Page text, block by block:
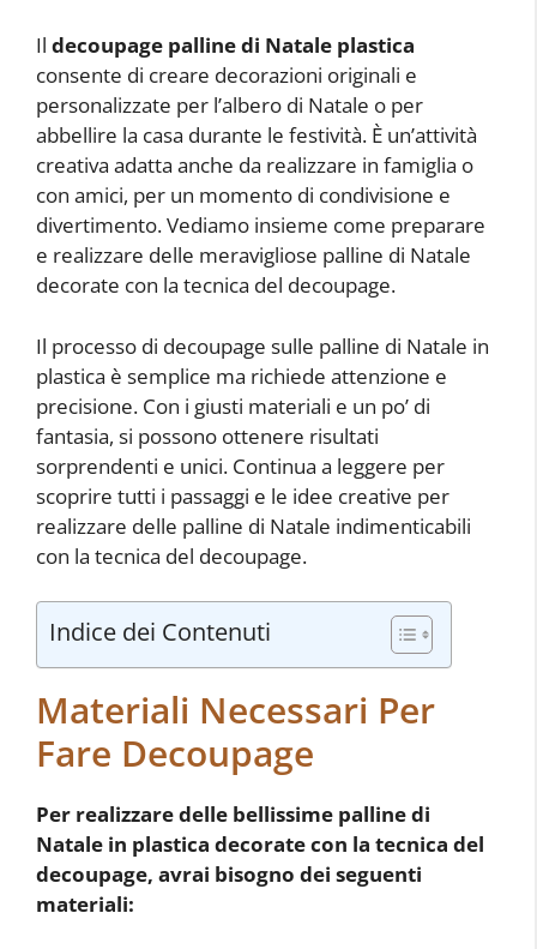
Il decoupage palline di Natale plastica
consente di creare decorazioni originali e
personalizzate per l’albero di Natale o per
abbellire la casa durante le festività. È un’attività
creativa adatta anche da realizzare in famiglia o
con amici, per un momento di condivisione e
divertimento. Vediamo insieme come preparare
e realizzare delle meravigliose palline di Natale
decorate con la tecnica del decoupage.
Il processo di decoupage sulle palline di Natale in
plastica è semplice ma richiede attenzione e
precisione. Con i giusti materiali e un po’ di
fantasia, si possono ottenere risultati
sorprendenti e unici. Continua a leggere per
scoprire tutti i passaggi e le idee creative per
realizzare delle palline di Natale indimenticabili
con la tecnica del decoupage.
Indice dei Contenuti
Materiali Necessari Per
Fare Decoupage
Per realizzare delle bellissime palline di
Natale in plastica decorate con la tecnica del
decoupage, avrai bisogno dei seguenti
materiali: